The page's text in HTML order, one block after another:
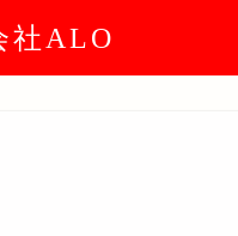
社ALO